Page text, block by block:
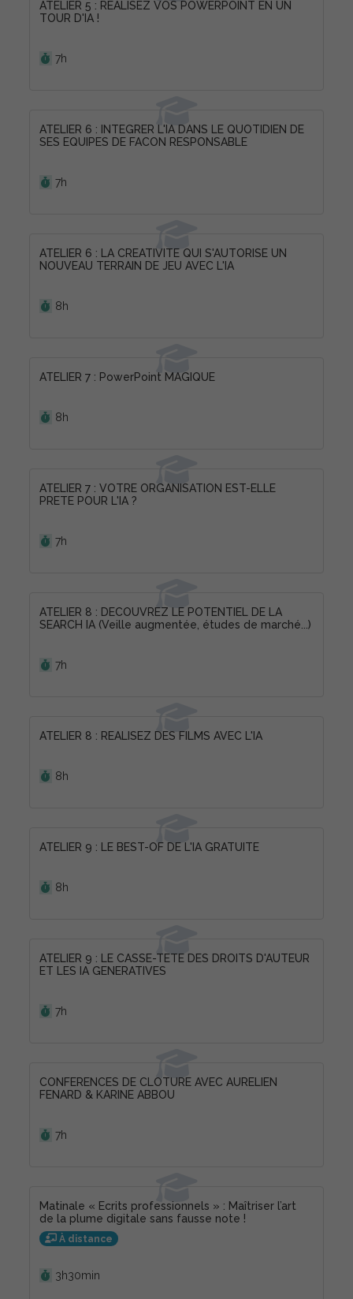
ATELIER 5 : REALISEZ VOS POWERPOINT EN UN
TOUR D'IA !
7h
ATELIER 6 : INTEGRER L'IA DANS LE QUOTIDIEN DE
SES EQUIPES DE FACON RESPONSABLE
7h
ATELIER 6 : LA CREATIVITE QUI S'AUTORISE UN
NOUVEAU TERRAIN DE JEU AVEC L'IA
8h
ATELIER 7 : PowerPoint MAGIQUE
8h
ATELIER 7 : VOTRE ORGANISATION EST-ELLE
PRETE POUR L'IA ?
7h
ATELIER 8 : DECOUVREZ LE POTENTIEL DE LA
SEARCH IA (Veille augmentée, études de marché...)
7h
ATELIER 8 : REALISEZ DES FILMS AVEC L'IA
8h
ATELIER 9 : LE BEST-OF DE L'IA GRATUITE
8h
ATELIER 9 : LE CASSE-TETE DES DROITS D'AUTEUR
ET LES IA GENERATIVES
7h
CONFERENCES DE CLOTURE AVEC AURELIEN
FENARD & KARINE ABBOU
7h
Matinale « Ecrits professionnels » : Maîtriser l’art
de la plume digitale sans fausse note !
À distance
3h30min